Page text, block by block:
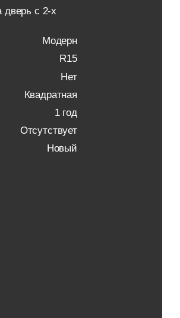
дверь с 2-х
Модерн
R15
Нет
Квадратная
1 год
Отсутствует
Новый